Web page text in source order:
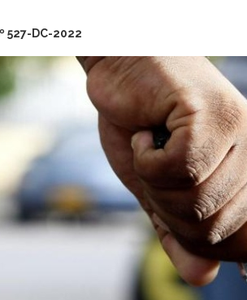
527-DC-2022